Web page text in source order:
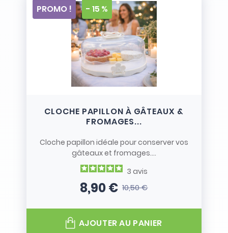
CLOCHE PAPILLON À GÂTEAUX &
FROMAGES...
Cloche papillon idéale pour conserver vos
gâteaux et fromages....
3 avis
Prix
8,90 €Prix de base
10,50 €
PROMO ! - 15 %
AJOUTER AU PANIER